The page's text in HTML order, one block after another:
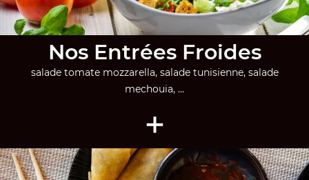
Nos Entrées Froides
salade tomate mozzarella, salade tunisienne, salade
mechouia, ...
+